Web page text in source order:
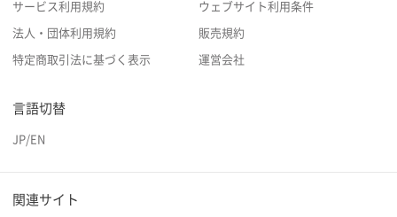
サービス利用規約 ウェブサイト利用条件
法人・団体利用規約 販売規約
特定商取引法に基づく表示 運営会社
言語切替
JP/EN
関連サイト